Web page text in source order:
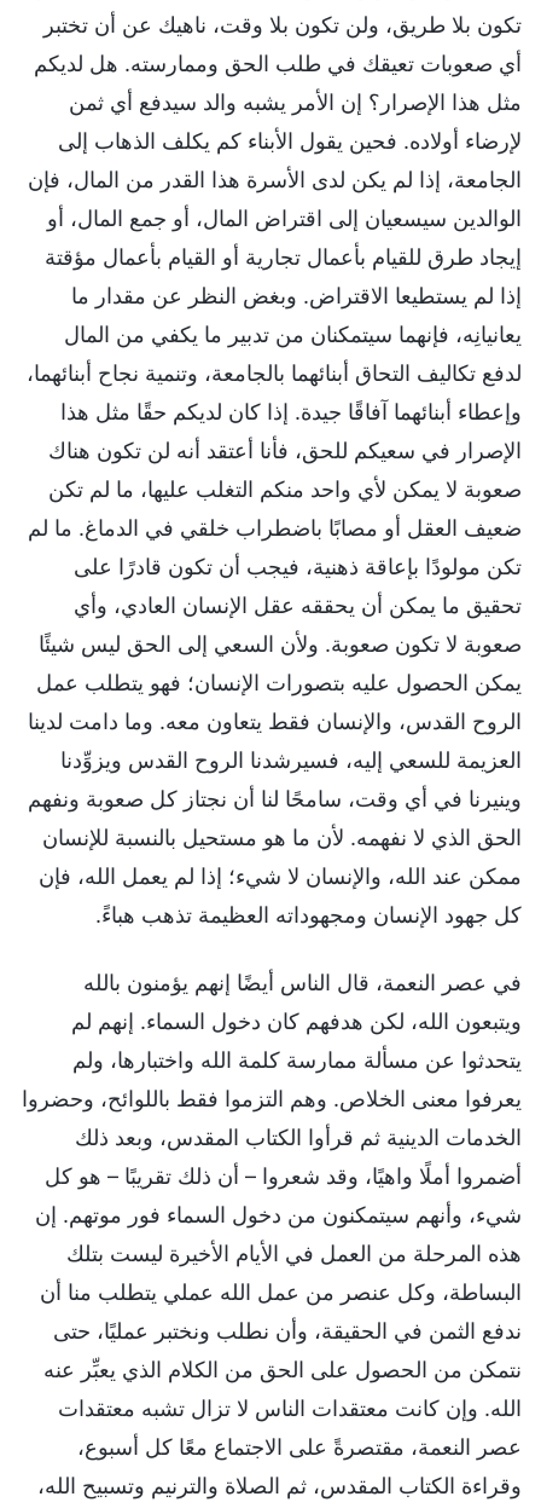
تكون بلا طريق، ولن تكون بلا وقت، ناهيك عن أن تختبر
أي صعوبات تعيقك في طلب الحق وممارسته. هل لديكم
مثل هذا الإصرار؟ إن الأمر يشبه والد سيدفع أي ثمن
لإرضاء أولاده. فحين يقول الأبناء كم يكلف الذهاب إلى
الجامعة، إذا لم يكن لدى الأسرة هذا القدر من المال، فإن
الوالدين سيسعيان إلى اقتراض المال، أو جمع المال، أو
إيجاد طرق للقيام بأعمال تجارية أو القيام بأعمال مؤقتة
إذا لم يستطيعا الاقتراض. وبغض النظر عن مقدار ما
يعانيانِه، فإنهما سيتمكنان من تدبير ما يكفي من المال
لدفع تكاليف التحاق أبنائهما بالجامعة، وتنمية نجاح أبنائهما،
وإعطاء أبنائهما آفاقًا جيدة. إذا كان لديكم حقًا مثل هذا
الإصرار في سعيكم للحق، فأنا أعتقد أنه لن تكون هناك
صعوبة لا يمكن لأي واحد منكم التغلب عليها، ما لم تكن
ضعيف العقل أو مصابًا باضطراب خلقي في الدماغ. ما لم
تكن مولودًا بإعاقة ذهنية، فيجب أن تكون قادرًا على
تحقيق ما يمكن أن يحققه عقل الإنسان العادي، وأي
صعوبة لا تكون صعوبة. ولأن السعي إلى الحق ليس شيئًا
يمكن الحصول عليه بتصورات الإنسان؛ فهو يتطلب عمل
الروح القدس، والإنسان فقط يتعاون معه. وما دامت لدينا
العزيمة للسعي إليه، فسيرشدنا الروح القدس ويزوِّدنا
وينيرنا في أي وقت، سامحًا لنا أن نجتاز كل صعوبة ونفهم
الحق الذي لا نفهمه. لأن ما هو مستحيل بالنسبة للإنسان
ممكن عند الله، والإنسان لا شيء؛ إذا لم يعمل الله، فإن
كل جهود الإنسان ومجهوداته العظيمة تذهب هباءً.
في عصر النعمة، قال الناس أيضًا إنهم يؤمنون بالله
ويتبعون الله، لكن هدفهم كان دخول السماء. إنهم لم
يتحدثوا عن مسألة ممارسة كلمة الله واختبارها، ولم
يعرفوا معنى الخلاص. وهم التزموا فقط باللوائح، وحضروا
الخدمات الدينية ثم قرأوا الكتاب المقدس، وبعد ذلك
أضمروا أملًا واهيًا، وقد شعروا – أن ذلك تقريبًا – هو كل
شيء، وأنهم سيتمكنون من دخول السماء فور موتهم. إن
هذه المرحلة من العمل في الأيام الأخيرة ليست بتلك
البساطة، وكل عنصر من عمل الله عملي يتطلب منا أن
ندفع الثمن في الحقيقة، وأن نطلب ونختبر عمليًا، حتى
نتمكن من الحصول على الحق من الكلام الذي يعبِّر عنه
الله. وإن كانت معتقدات الناس لا تزال تشبه معتقدات
عصر النعمة، مقتصرةً على الاجتماع معًا كل أسبوع،
وقراءة الكتاب المقدس، ثم الصلاة والترنيم وتسبيح الله،